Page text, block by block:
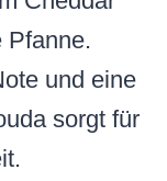
Pfanne.
und eine
sorgt für